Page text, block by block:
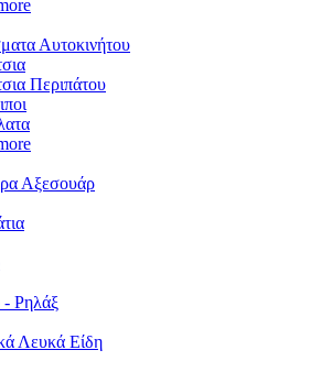
Αυτοκινήτου
Περιπάτου
Αξεσουάρ
- Ρηλάξ
Λευκά Είδη